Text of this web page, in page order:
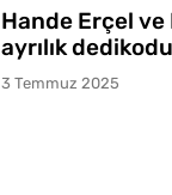
Hande Erçel ve
ayrılık
3 Temmuz 2025